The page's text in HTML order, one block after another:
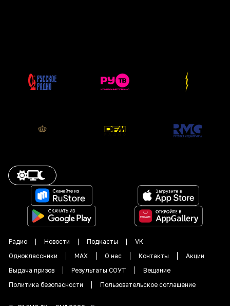
Радио Новости Подкасты
VK
Одноклассники
MAX О нас Контакты
Акции
Выдача призов
Результаты СОУТ
Вещание
Политика безопасности
Пользовательское соглашение